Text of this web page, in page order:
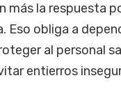
más la respuesta
obliga a
al personal
entierros